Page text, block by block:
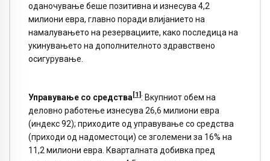
оданочување беше позитивна и изнесува 4,2
милиони евра, главно поради влијанието на
намалувањето на резервациите, како последица на
укинувањето на дополнителното здравствено
осигурување.
Управување со средства [1]: Вкупниот обем на
деловно работење изнесува 26,6 милиони евра
(индекс 92); приходите од управување со средства
(приходи од надоместоци) се зголемени за 16% на
11,2 милиони евра. Кварталната добивка пред